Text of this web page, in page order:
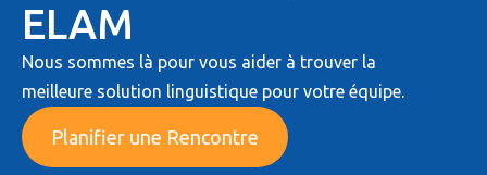
ELAM
Nous sommes là pour vous aider à trouver la
meilleure solution linguistique pour votre équipe.
Planifier une Rencontre